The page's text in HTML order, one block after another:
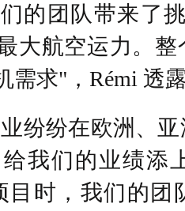
的团队带来了
大航空运力。
需求"，Rémi 透
纷纷在欧洲、
我们的业绩添
目时，我们的团